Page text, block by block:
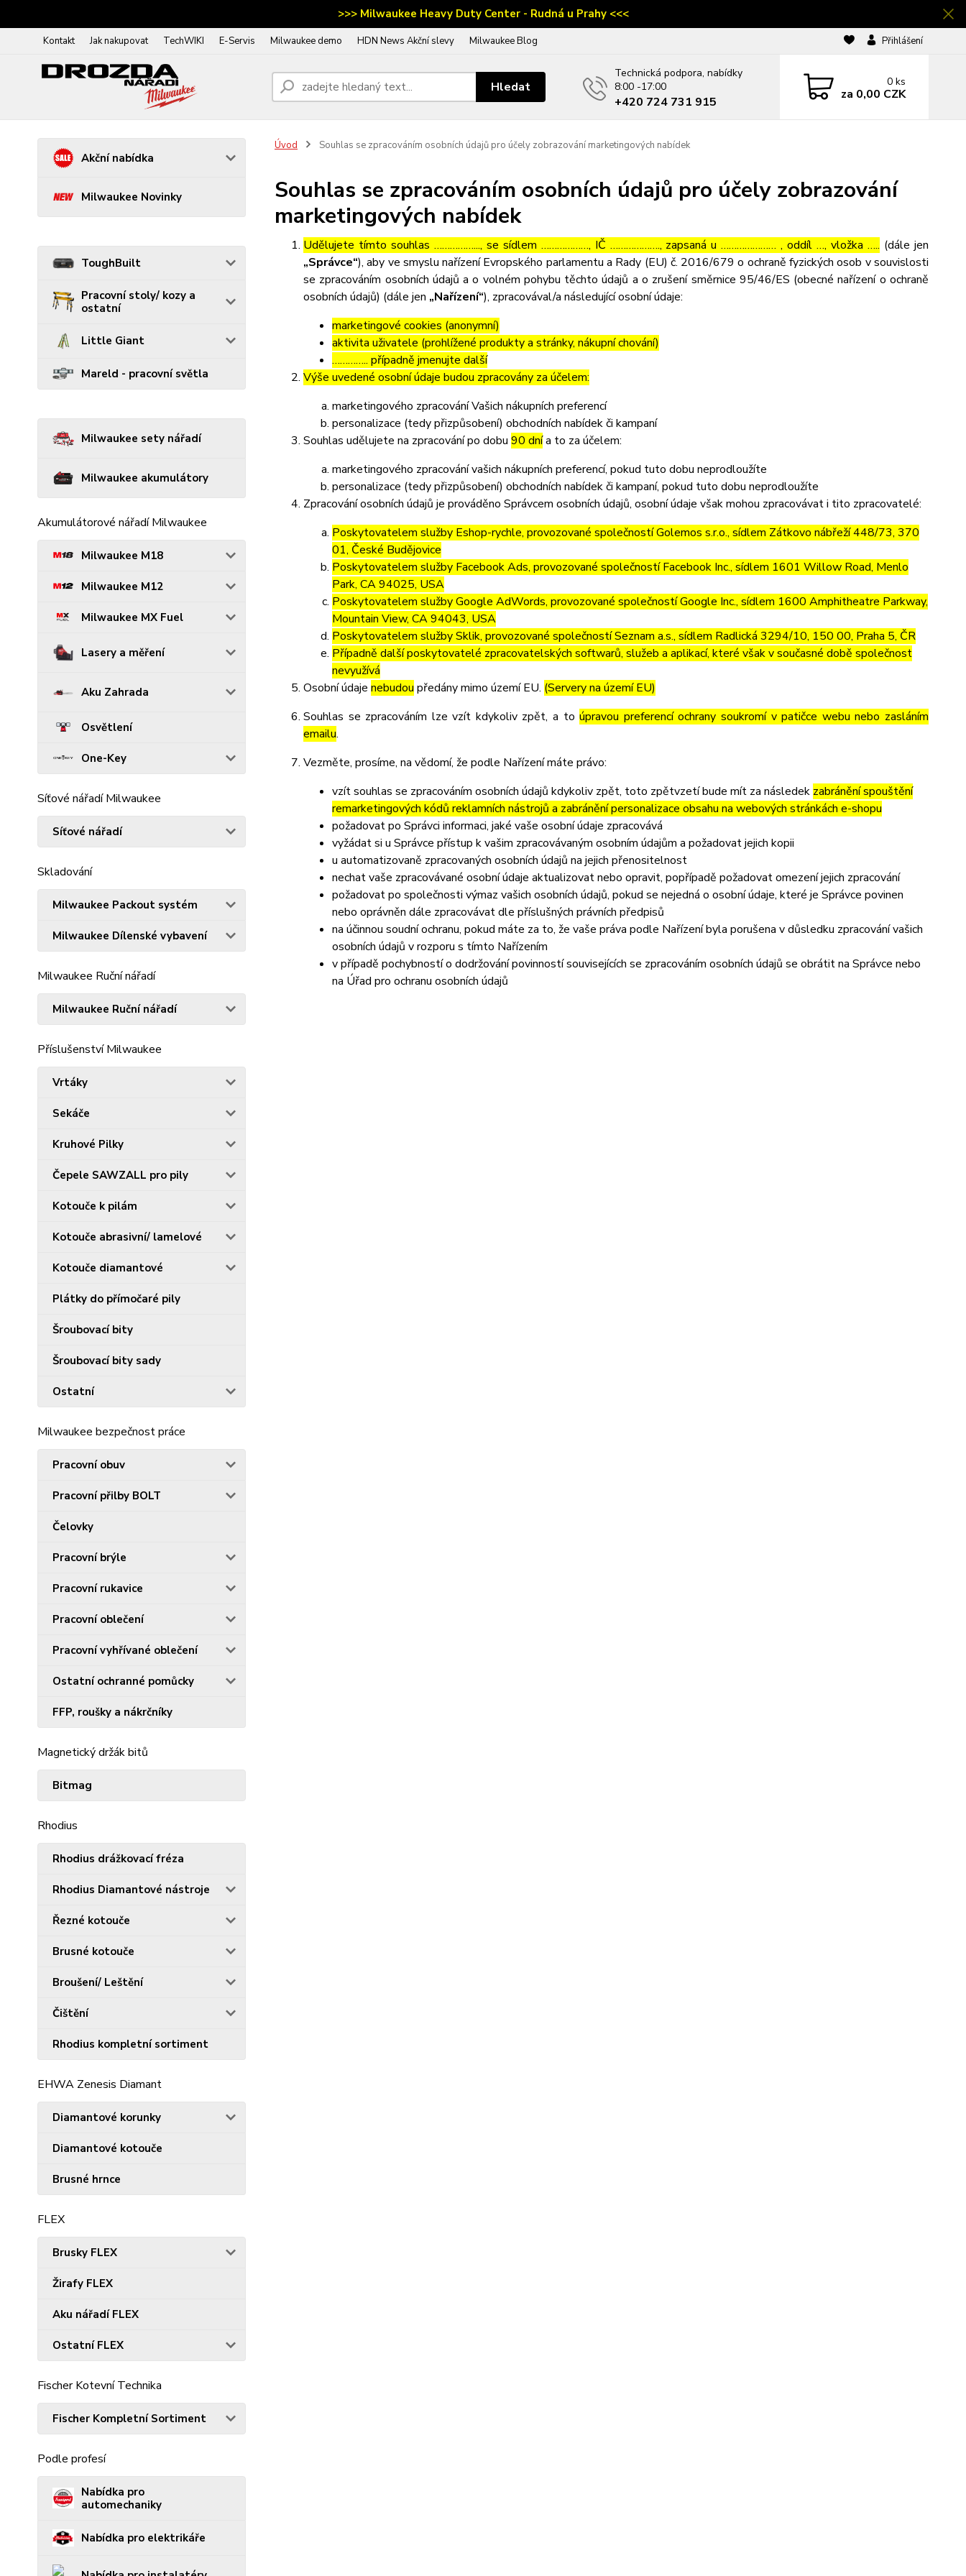
>>> Milwaukee Heavy Duty Center - Rudná u Prahy <<<
Kontakt Jak nakupovat TechWIKI E-Servis Milwaukee demo HDN News Akční slevy Milwaukee Blog Přihlášení
Hledat
Technická podpora, nabídky
8:00 -17:00
‭+420 724 731 915
0 ks
za 0,00 CZK
Akční nabídka
Milwaukee Novinky
ToughBuilt
Pracovní stoly/ kozy a
ostatní
Little Giant
Mareld - pracovní světla
Milwaukee sety nářadí
Milwaukee akumulátory
Akumulátorové nářadí Milwaukee
Milwaukee M18
Milwaukee M12
Milwaukee MX Fuel
Lasery a měření
Aku Zahrada
Osvětlení
One-Key
Síťové nářadí Milwaukee
Síťové nářadí
Skladování
Milwaukee Packout systém
Milwaukee Dílenské vybavení
Milwaukee Ruční nářadí
Milwaukee Ruční nářadí
Příslušenství Milwaukee
Vrtáky
Sekáče
Kruhové Pilky
Čepele SAWZALL pro pily
Kotouče k pilám
Kotouče abrasivní/ lamelové
Kotouče diamantové
Plátky do přímočaré pily
Šroubovací bity
Šroubovací bity sady
Ostatní
Milwaukee bezpečnost práce
Pracovní obuv
Pracovní přilby BOLT
Čelovky
Pracovní brýle
Pracovní rukavice
Pracovní oblečení
Pracovní vyhřívané oblečení
Ostatní ochranné pomůcky
FFP, roušky a nákrčníky
Magnetický držák bitů
Bitmag
Rhodius
Rhodius drážkovací fréza
Rhodius Diamantové nástroje
Řezné kotouče
Brusné kotouče
Broušení/ Leštění
Čištění
Rhodius kompletní sortiment
EHWA Zenesis Diamant
Diamantové korunky
Diamantové kotouče
Brusné hrnce
FLEX
Brusky FLEX
Žirafy FLEX
Aku nářadí FLEX
Ostatní FLEX
Fischer Kotevní Technika
Fischer Kompletní Sortiment
Podle profesí
Nabídka pro
automechaniky
Nabídka pro elektrikáře
Úvod Souhlas se zpracováním osobních údajů pro účely zobrazování marketingových nabídek
Souhlas se zpracováním osobních údajů pro účely zobrazování
marketingových nabídek
Udělujete tímto souhlas ……………..., se sídlem ………………, IČ ………………., zapsaná u ………………… , oddíl …, vložka ….. (dále jen
„Správce“), aby ve smyslu nařízení Evropského parlamentu a Rady (EU) č. 2016/679 o ochraně fyzických osob v souvislosti
se zpracováním osobních údajů a o volném pohybu těchto údajů a o zrušení směrnice 95/46/ES (obecné nařízení o ochraně
osobních údajů) (dále jen „Nařízení“), zpracovával/a následující osobní údaje:
marketingové cookies (anonymní)
aktivita uživatele (prohlížené produkty a stránky, nákupní chování)
………….. případně jmenujte další
Výše uvedené osobní údaje budou zpracovány za účelem:
marketingového zpracování Vašich nákupních preferencí
personalizace (tedy přizpůsobení) obchodních nabídek či kampaní
Souhlas udělujete na zpracování po dobu 90 dnía to za účelem:
marketingového zpracování vašich nákupních preferencí, pokud tuto dobu neprodloužíte
personalizace (tedy přizpůsobení) obchodních nabídek či kampaní, pokud tuto dobu neprodloužíte
Zpracování osobních údajů je prováděno Správcem osobních údajů, osobní údaje však mohou zpracovávat i tito zpracovatelé:
Poskytovatelem služby Eshop-rychle, provozované společností Golemos s.r.o., sídlem Zátkovo nábřeží 448/73, 370
01, České Budějovice
Poskytovatelem služby Facebook Ads, provozované společností Facebook Inc., sídlem 1601 Willow Road, Menlo
Park, CA 94025, USA
Poskytovatelem služby Google AdWords, provozované společností Google Inc., sídlem 1600 Amphitheatre Parkway,
Mountain View, CA 94043, USA
Poskytovatelem služby Sklik, provozované společností Seznam a.s., sídlem Radlická 3294/10, 150 00, Praha 5, ČR
Případně další poskytovatelé zpracovatelských softwarů, služeb a aplikací, které však v současné době společnost
nevyužívá
Osobní údaje nebudou předány mimo území EU. (Servery na území EU)
Souhlas se zpracováním lze vzít kdykoliv zpět, a toúpravou preferencí ochrany soukromí v patičce webu nebo zasláním
emailu.
Vezměte, prosíme, na vědomí, že podle Nařízení máte právo:
vzít souhlas se zpracováním osobních údajů kdykoliv zpět, toto zpětvzetí bude mít za následek zabránění spouštění
remarketingových kódů reklamních nástrojů a zabránění personalizace obsahu na webových stránkách e-shopu
požadovat po Správci informaci, jaké vaše osobní údaje zpracovává
vyžádat si u Správce přístup k vašim zpracovávaným osobním údajům a požadovat jejich kopii
u automatizovaně zpracovaných osobních údajů na jejich přenositelnost
nechat vaše zpracovávané osobní údaje aktualizovat nebo opravit, popřípadě požadovat omezení jejich zpracování
požadovat po společnosti výmaz vašich osobních údajů, pokud se nejedná o osobní údaje, které je Správce povinen
nebo oprávněn dále zpracovávat dle příslušných právních předpisů
na účinnou soudní ochranu, pokud máte za to, že vaše práva podle Nařízení byla porušena v důsledku zpracování vašich
osobních údajů v rozporu s tímto Nařízením
v případě pochybností o dodržování povinností souvisejících se zpracováním osobních údajů se obrátit na Správce nebo
na Úřad pro ochranu osobních údajů